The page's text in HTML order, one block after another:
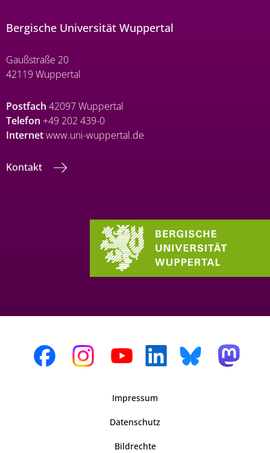
Bergische Universität Wuppertal
Gaußstraße 20
42119 Wuppertal
Postfach 42097 Wuppertal
Telefon +49 202 439-0
Internetwww.uni-wuppertal.de
Kontakt
Impressum
Datenschutz
Bildrechte